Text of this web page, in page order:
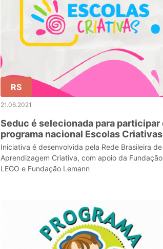
RS
21.06.2021
Seduc é selecionada para participar
programa nacional Escolas Criativas
Iniciativa é desenvolvida pela Rede Brasileira de
Aprendizagem Criativa, com apoio da Fundação
LEGO e Fundação Lemann